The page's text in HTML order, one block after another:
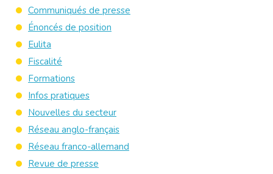
Communiqués de presse
Énoncés de position
Eulita
Fiscalité
Formations
Infos pratiques
Nouvelles du secteur
Réseau anglo-français
Réseau franco-allemand
Revue de presse